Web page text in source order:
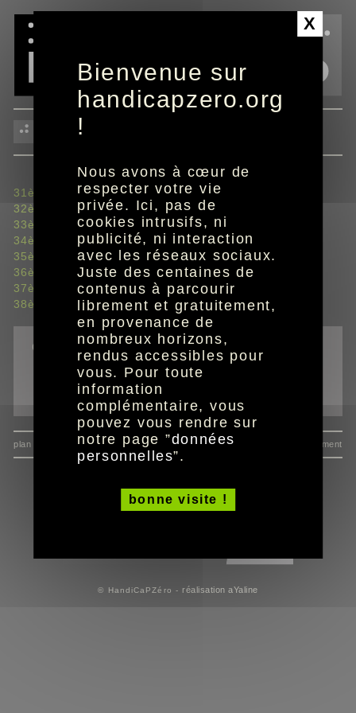
journées 31 à 38
31ème journée du 5 au 7 avril
32ème journée du 12 au 14 avril
33ème journée du 19 au 21 avril
34ème journée du 27 au 29 avril
35ème journée du 3 au 5 mai
36ème journée du 10 au 12 mai
37ème journée le 18 mai
38ème journée le 25 mai
outils
imprimer la page
envoyer à un ami
plan du site données personnelles mentions consentement
© HandiCaPZéro - réalisation aYaline
X
Bienvenue sur
handicapzero.org
!
Nous avons à cœur de
respecter votre vie
privée. Ici, pas de
cookies intrusifs, ni
publicité, ni interaction
avec les réseaux sociaux.
Juste des centaines de
contenus à parcourir
librement et gratuitement,
en provenance de
nombreux horizons,
rendus accessibles pour
vous. Pour toute
information
complémentaire, vous
pouvez vous rendre sur
notre page ”données
personnelles”.
bonne visite !